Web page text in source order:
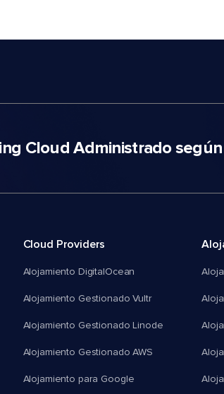
Cloud Administrado según
Cloud Providers
Alojamiento DigitalOcean
Alojamiento Gestionado Vultr
Alojamiento Gestionado Linode
Alojamiento Gestionado AWS
Alojamiento para Google